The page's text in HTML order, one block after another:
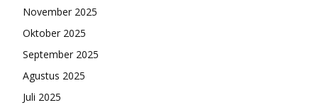
November 2025
Oktober 2025
September 2025
Agustus 2025
Juli 2025